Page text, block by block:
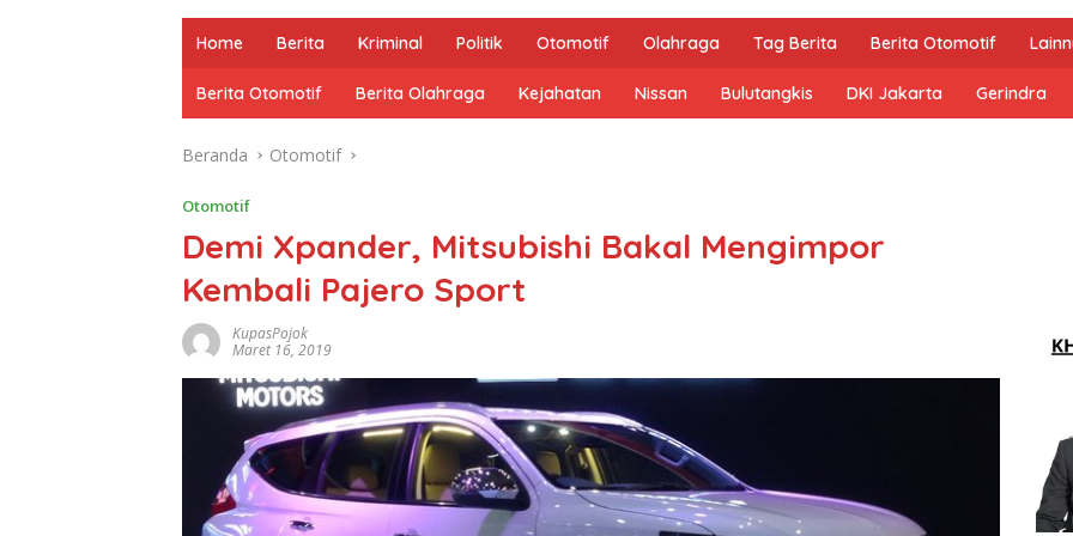
Home Berita Kriminal Politik Otomotif Olahraga Tag Berita Berita Otomotif
Berita Otomotif Berita Olahraga Kejahatan Nissan Bulutangkis DKI Jakarta Gerindra
Beranda Otomotif
Otomotif
Demi Xpander, Mitsubishi Bakal Mengimpor
Kembali Pajero Sport
KupasPojok
Maret 16, 2019